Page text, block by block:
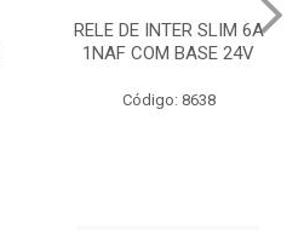
RELE DE INTER SLIM 6A
1NAF COM BASE 24V
Código: 8638